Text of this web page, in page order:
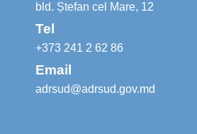
bld. Ștefan cel Mare, 12
Tel
+373 241 2 62 86
Email
adrsud@adrsud.gov.md